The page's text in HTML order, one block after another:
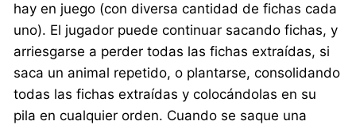
hay en juego (con diversa cantidad de fichas cada
uno). El jugador puede continuar sacando fichas, y
arriesgarse a perder todas las fichas extraídas, si
saca un animal repetido, o plantarse, consolidando
todas las fichas extraídas y colocándolas en su
pila en cualquier orden. Cuando se saque una